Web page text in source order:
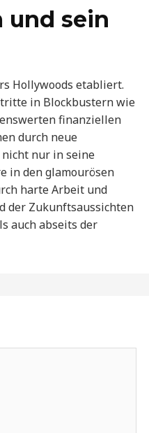
und sein
Hollywoods etabliert.
in Blockbustern wie
finanziellen
durch neue
nur in seine
in den glamourösen
harte Arbeit und
der Zukunftsaussichten
auch abseits der